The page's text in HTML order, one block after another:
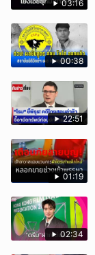
03:16
00:38
22:51
01:19
02:34